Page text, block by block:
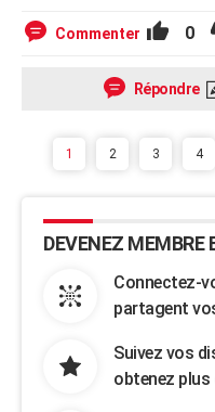
Commenter 0
Répondre
1 2 3 4
DEVENEZ MEMBRE
Connectez-
partagent
Suivez vos
obtenez plus